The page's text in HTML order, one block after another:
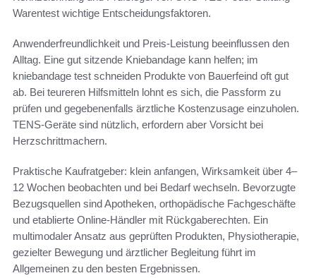
Warentest wichtige Entscheidungsfaktoren.
Anwenderfreundlichkeit und Preis-Leistung beeinflussen den
Alltag. Eine gut sitzende Kniebandage kann helfen; im
kniebandage test schneiden Produkte von Bauerfeind oft gut
ab. Bei teureren Hilfsmitteln lohnt es sich, die Passform zu
prüfen und gegebenenfalls ärztliche Kostenzusage einzuholen.
TENS-Geräte sind nützlich, erfordern aber Vorsicht bei
Herzschrittmachern.
Praktische Kaufratgeber: klein anfangen, Wirksamkeit über 4–
12 Wochen beobachten und bei Bedarf wechseln. Bevorzugte
Bezugsquellen sind Apotheken, orthopädische Fachgeschäfte
und etablierte Online-Händler mit Rückgaberechten. Ein
multimodaler Ansatz aus geprüften Produkten, Physiotherapie,
gezielter Bewegung und ärztlicher Begleitung führt im
Allgemeinen zu den besten Ergebnissen.